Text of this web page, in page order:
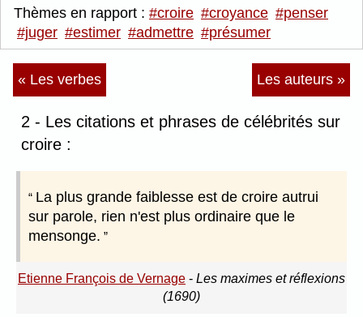
Thèmes en rapport : #croire #croyance #penser
#juger #estimer #admettre #présumer
« Les verbes Les auteurs »
2 - Les citations et phrases de célébrités sur
croire :
La plus grande faiblesse est de croire autrui
sur parole, rien n'est plus ordinaire que le
mensonge.
Etienne François de Vernage - Les maximes et réflexions
(1690)